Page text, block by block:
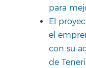
para
El
el
con su
de